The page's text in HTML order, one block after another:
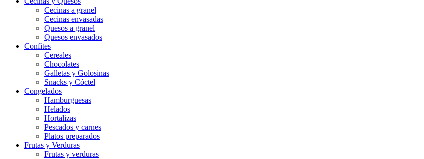
Cecinas a granel
Cecinas envasadas
Quesos a granel
Quesos envasados
Confites
Cereales
Chocolates
Galletas y Golosinas
Snacks y Cóctel
Congelados
Hamburguesas
Helados
Hortalizas
Pescados y carnes
Platos preparados
Frutas y Verduras
Frutas y verduras